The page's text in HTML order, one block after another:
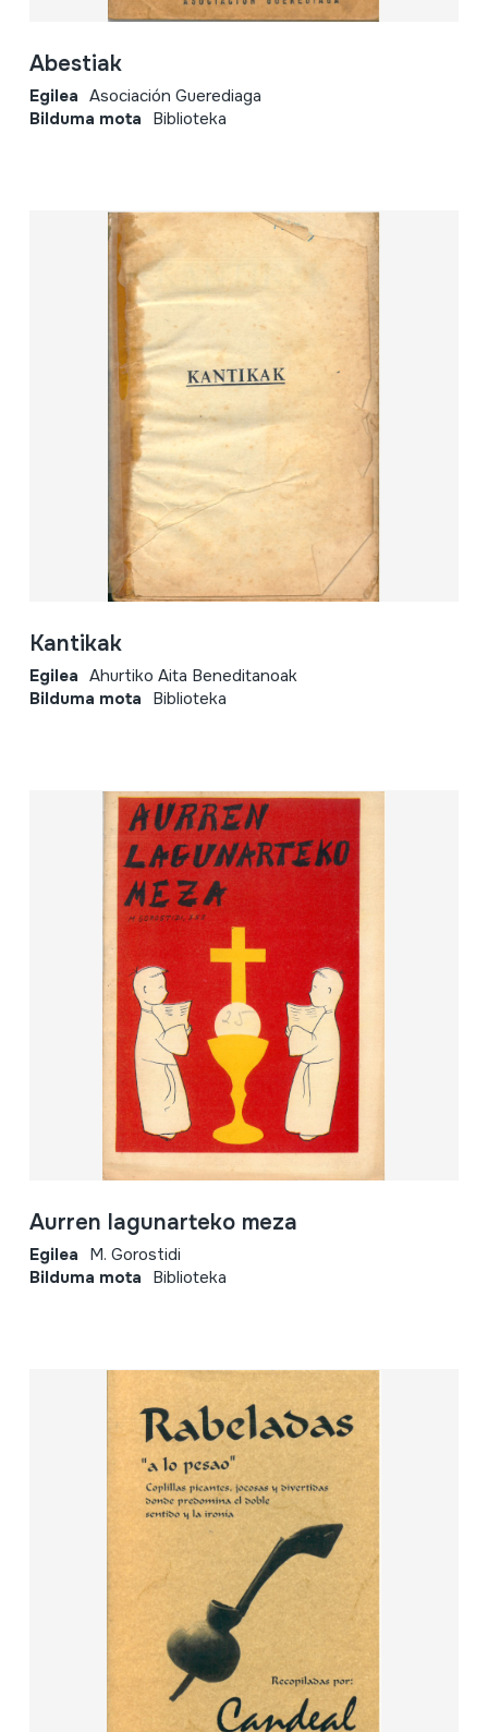
Abestiak
Egilea Asociación Guerediaga
Bilduma mota Biblioteka
Kantikak
Egilea Ahurtiko Aita Beneditanoak
Bilduma mota Biblioteka
Aurren lagunarteko meza
Egilea M. Gorostidi
Bilduma mota Biblioteka